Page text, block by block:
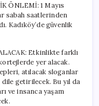
ÖNLEMİ: 1 Mayıs
sabah saatlerinden
Kadıköy’de güvenlik
Etkinlikte farklı
yer alacak.
atılacak sloganlar
getirilecek. Bu yıl da
ve insanca yaşam